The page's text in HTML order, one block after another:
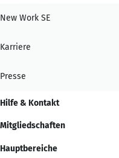
New Work SE
Karriere
Presse
Hilfe & Kontakt
Mitgliedschaften
Hauptbereiche